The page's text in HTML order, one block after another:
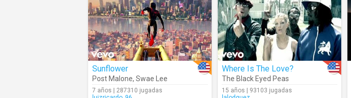
Sunflower
Post Malone, Swae Lee
7 años | 287310 jugadas
Where Is The Love?
The Black Eyed Peas
15 años | 93103 jugadas